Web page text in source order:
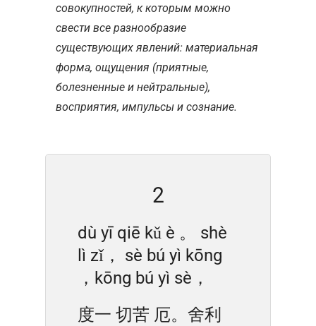
совокупностей, к которым можно
свести все разнообразие
существующих явлений: материальная
форма, ощущения (приятные,
болезненные и нейтральные),
восприятия, импульсы и сознание.
2
dù yī qiē kǔ è 。 shè
lì zǐ， sè bú yì kōng
，kōng bú yì sè，
度一 切苦 厄。舍利